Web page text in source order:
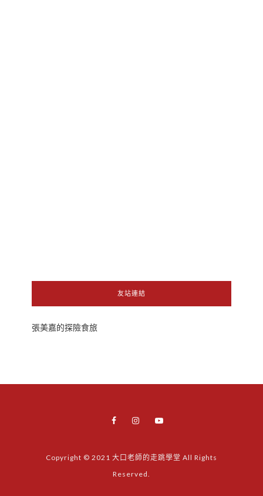
友站連結
張美嘉的探險食旅
Copyright © 2021 大口老師的走跳學堂 All Rights
Reserved.